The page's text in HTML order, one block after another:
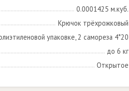
0.0001425 м.куб.
Крючок трёхрожковый
упаковке, 2 самореза 4*20
до 6 кг
Открытое